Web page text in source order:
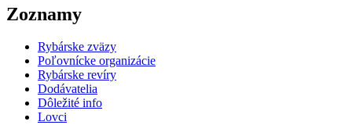
Zoznamy
Rybárske zväzy
Poľovnícke organizácie
Rybárske revíry
Dodávatelia
Dôležité info
Lovci